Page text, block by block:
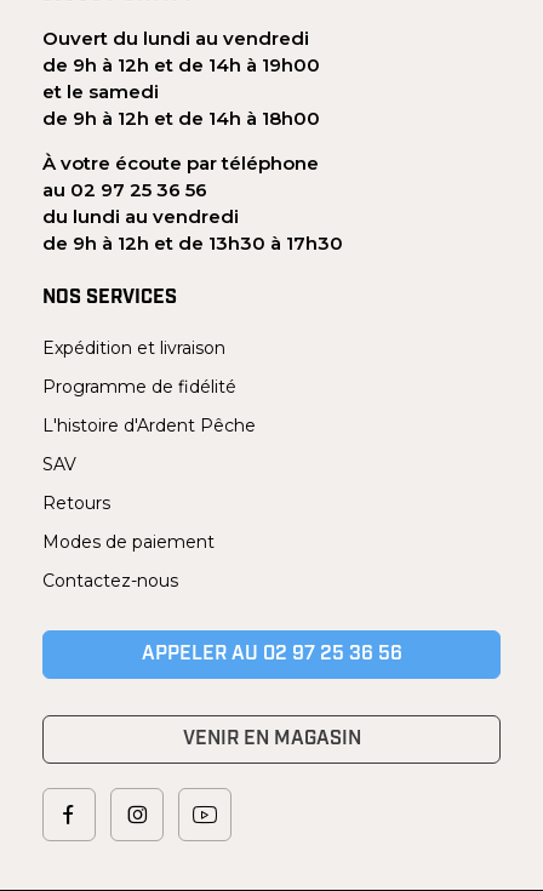
Ouvert du lundi au vendredi
de 9h à 12h et de 14h à 19h00
et le samedi
de 9h à 12h et de 14h à 18h00
À votre écoute par téléphone
au 02 97 25 36 56
du lundi au vendredi
de 9h à 12h et de 13h30 à 17h30
NOS SERVICES
Expédition et livraison
Programme de fidélité
L'histoire d'Ardent Pêche
SAV
Retours
Modes de paiement
Contactez-nous
APPELER AU 02 97 25 36 56
VENIR EN MAGASIN